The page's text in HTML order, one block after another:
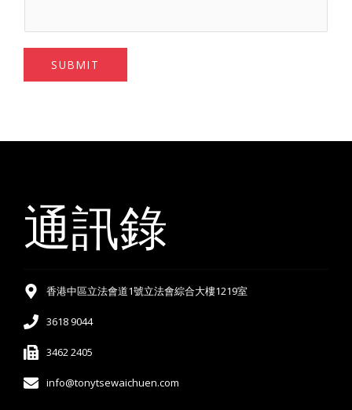
SUBMIT
通訊錄
香港中區立法會道1號立法會綜合大樓1219室
3618 9044
3462 2405
info@tonytsewaichuen.com